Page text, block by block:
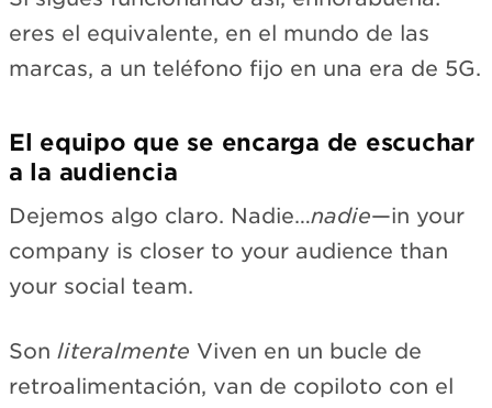
eres el equivalente, en el mundo de las
marcas, a un teléfono fijo en una era de 5G.
El equipo que se encarga de escuchar
a la audiencia
Dejemos algo claro. Nadie…nadie—in your
company is closer to your audience than
your social team.
Son literalmente Viven en un bucle de
retroalimentación, van de copiloto con el